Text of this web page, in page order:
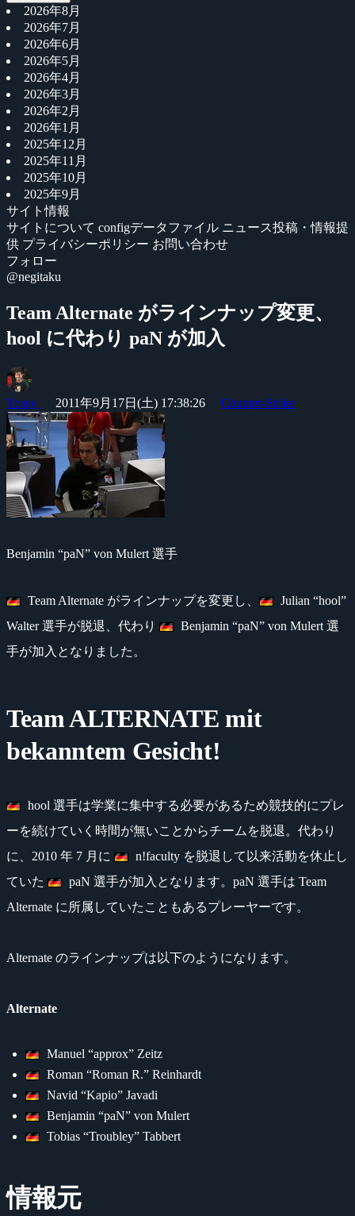
2026年8月
2026年7月
2026年6月
2026年5月
2026年4月
2026年3月
2026年2月
2026年1月
2025年12月
2025年11月
2025年10月
2025年9月
サイト情報
サイトについて configデータファイル ニュース投稿・情報提
供 プライバシーポリシー お問い合わせ
フォロー
@negitaku
Team Alternate がラインナップ変更、
hool に代わり paN が加入
Yossy 2011年9月17日(土) 17:38:26 Counter-Strike
Benjamin “paN” von Mulert 選手
Team Alternate がラインナップを変更し、
Julian “hool”
Walter 選手が脱退、代わり
Benjamin “paN” von Mulert 選
手が加入となりました。
Team ALTERNATE mit
bekanntem Gesicht!
hool 選手は学業に集中する必要があるため競技的にプレ
ーを続けていく時間が無いことからチームを脱退。代わり
に、2010 年 7 月に
n!faculty を脱退して以来活動を休止し
ていた
paN 選手が加入となります。paN 選手は Team
Alternate に所属していたこともあるプレーヤーです。
Alternate のラインナップは以下のようになります。
Alternate
Manuel “approx” Zeitz
Roman “Roman R.” Reinhardt
Navid “Kapio” Javadi
Benjamin “paN” von Mulert
Tobias “Troubley” Tabbert
情報元